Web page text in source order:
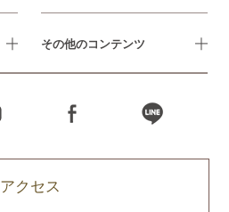
その他のコンテンツ
アクセス